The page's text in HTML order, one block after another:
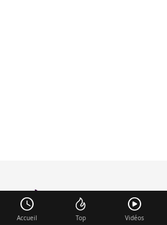
foot-anglais.com
Accueil Top Vidéos